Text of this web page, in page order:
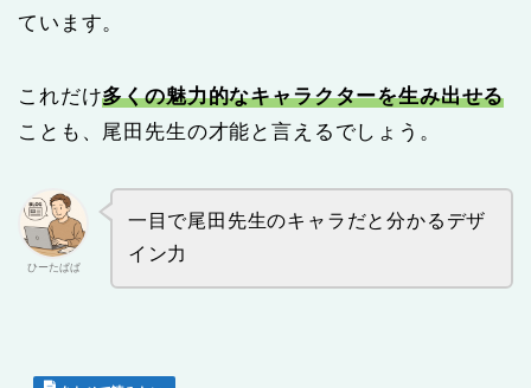
ています。
これだけ多くの魅力的なキャラクターを生み出せる
ことも、尾田先生の才能と言えるでしょう。
ひーたぱぱ
一目で尾田先生のキャラだと分かるデザ
イン力